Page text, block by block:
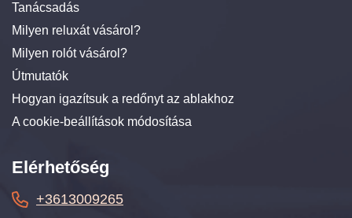
Tanácsadás
Milyen reluxát vásárol?
Milyen rolót vásárol?
Útmutatók
Hogyan igazítsuk a redőnyt az ablakhoz
A cookie-beállítások módosítása
Elérhetőség
+3613009265